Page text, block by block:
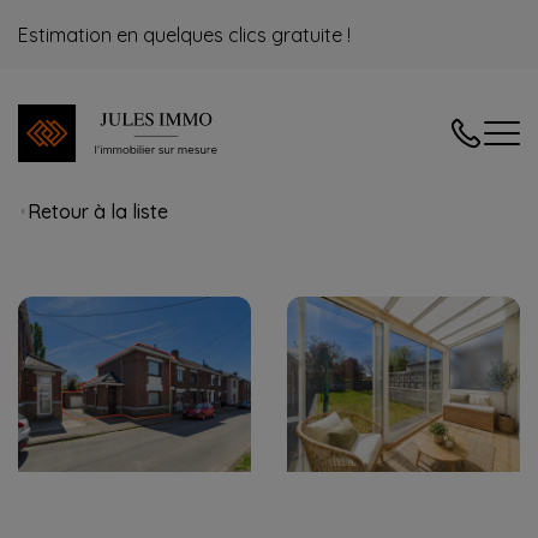
Estimation en quelques clics gratuite !
04/
Retour à la liste